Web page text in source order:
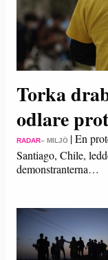
Torka
odlare
RADAR– MILJÖ |En
Santiago, Chile,
demonstranterna…